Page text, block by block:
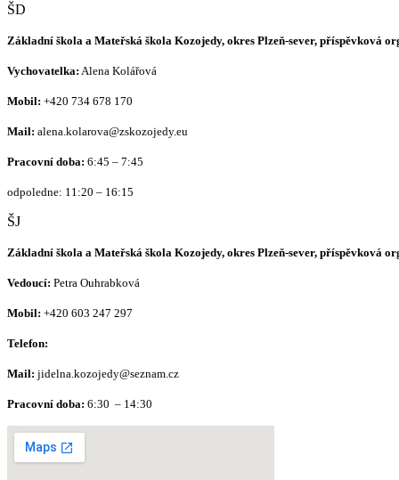
ŠD
Základní škola a Mateřská škola Kozojedy, okres Plzeň-sever, příspěvková
Vychovatelka: Alena Kolářová
Mobil: +420 734 678 170
Mail: alena.kolarova@zskozojedy.eu
Pracovní doba: 6:45 – 7:45
odpoledne: 11:20 – 16:15
ŠJ
Základní škola a Mateřská škola Kozojedy, okres Plzeň-sever, příspěvková
Vedoucí: Petra Ouhrabková
Mobil: +420 603 247 297
Telefon:
Mail: jidelna.kozojedy@seznam.cz
Pracovní doba: 6:30 – 14:30